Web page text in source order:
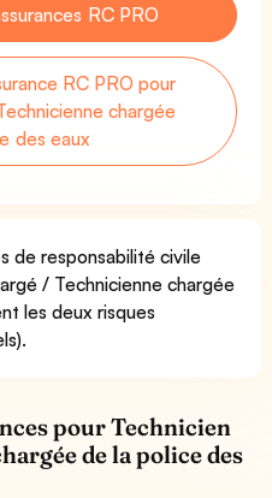
RC PRO
RC PRO pour
chargée
des eaux
de responsabilité civile
/ Technicienne chargée
les deux risques
pour Technicien
de la police des